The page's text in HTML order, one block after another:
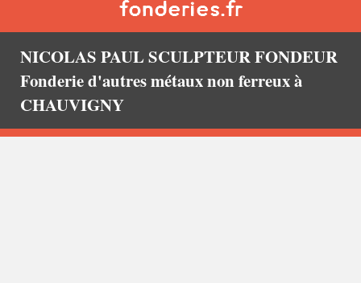
NICOLAS PAUL SCULPTEUR FONDEUR
Fonderie d'autres métaux non ferreux à
CHAUVIGNY